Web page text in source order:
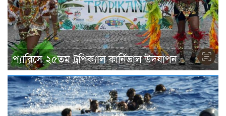
প্যারিসে ২৫তম ট্রপিক্যাল কার্নিভাল উদযাপন